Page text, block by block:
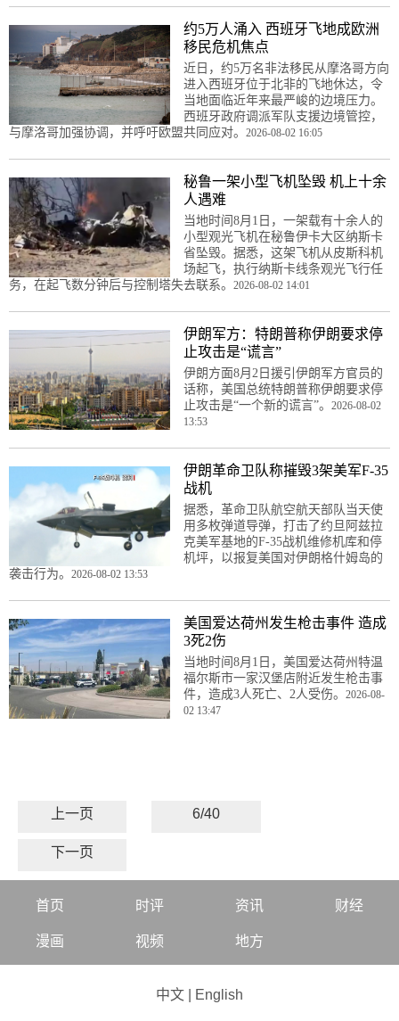
约5万人涌入 西班牙飞地成欧洲
移民危机焦点
近日，约5万名非法移民从摩洛哥方向
进入西班牙位于北非的飞地休达，令
当地面临近年来最严峻的边境压力。
西班牙政府调派军队支援边境管控，
与摩洛哥加强协调，并呼吁欧盟共同应对。 2026-08-02 16:05
秘鲁一架小型飞机坠毁 机上十余
人遇难
当地时间8月1日，一架载有十余人的
小型观光飞机在秘鲁伊卡大区纳斯卡
省坠毁。据悉，这架飞机从皮斯科机
场起飞，执行纳斯卡线条观光飞行任
务，在起飞数分钟后与控制塔失去联系。 2026-08-02 14:01
伊朗军方：特朗普称伊朗要求停
止攻击是“谎言”
伊朗方面8月2日援引伊朗军方官员的
话称，美国总统特朗普称伊朗要求停
止攻击是“一个新的谎言”。 2026-08-02
13:53
伊朗革命卫队称摧毁3架美军F-35
战机
据悉，革命卫队航空航天部队当天使
用多枚弹道导弹，打击了约旦阿兹拉
克美军基地的F-35战机维修机库和停
机坪，以报复美国对伊朗格什姆岛的
袭击行为。 2026-08-02 13:53
美国爱达荷州发生枪击事件 造成
3死2伤
当地时间8月1日，美国爱达荷州特温
福尔斯市一家‌汉堡店附近发生枪击事
件，造成3人死亡、2人受伤。 2026-08-
02 13:47
上一页 6/40
下一页
首页 时评 资讯 财经
漫画 视频 地方
中文 English